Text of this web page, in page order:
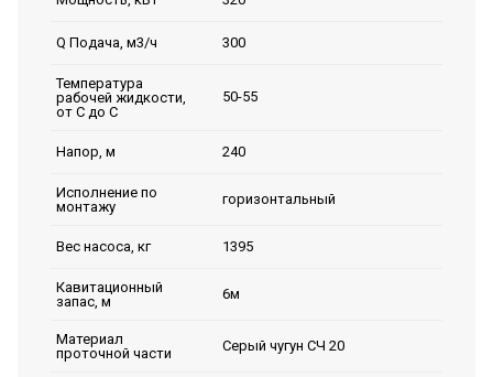
Q Подача, м3/ч 300
Температура
рабочей жидкости,
от С до С
50-55
Напор, м 240
Исполнение по
монтажу
горизонтальный
Вес насоса, кг 1395
Кавитационный
запас, м
6м
Материал
проточной части
Серый чугун СЧ 20